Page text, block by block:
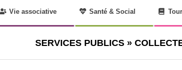
Vie associative Santé & Social
SERVICES PUBLICS »